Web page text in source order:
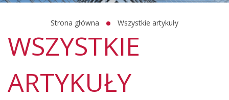
Strona główna Wszystkie artykuły
WSZYSTKIE
ARTYKUŁY